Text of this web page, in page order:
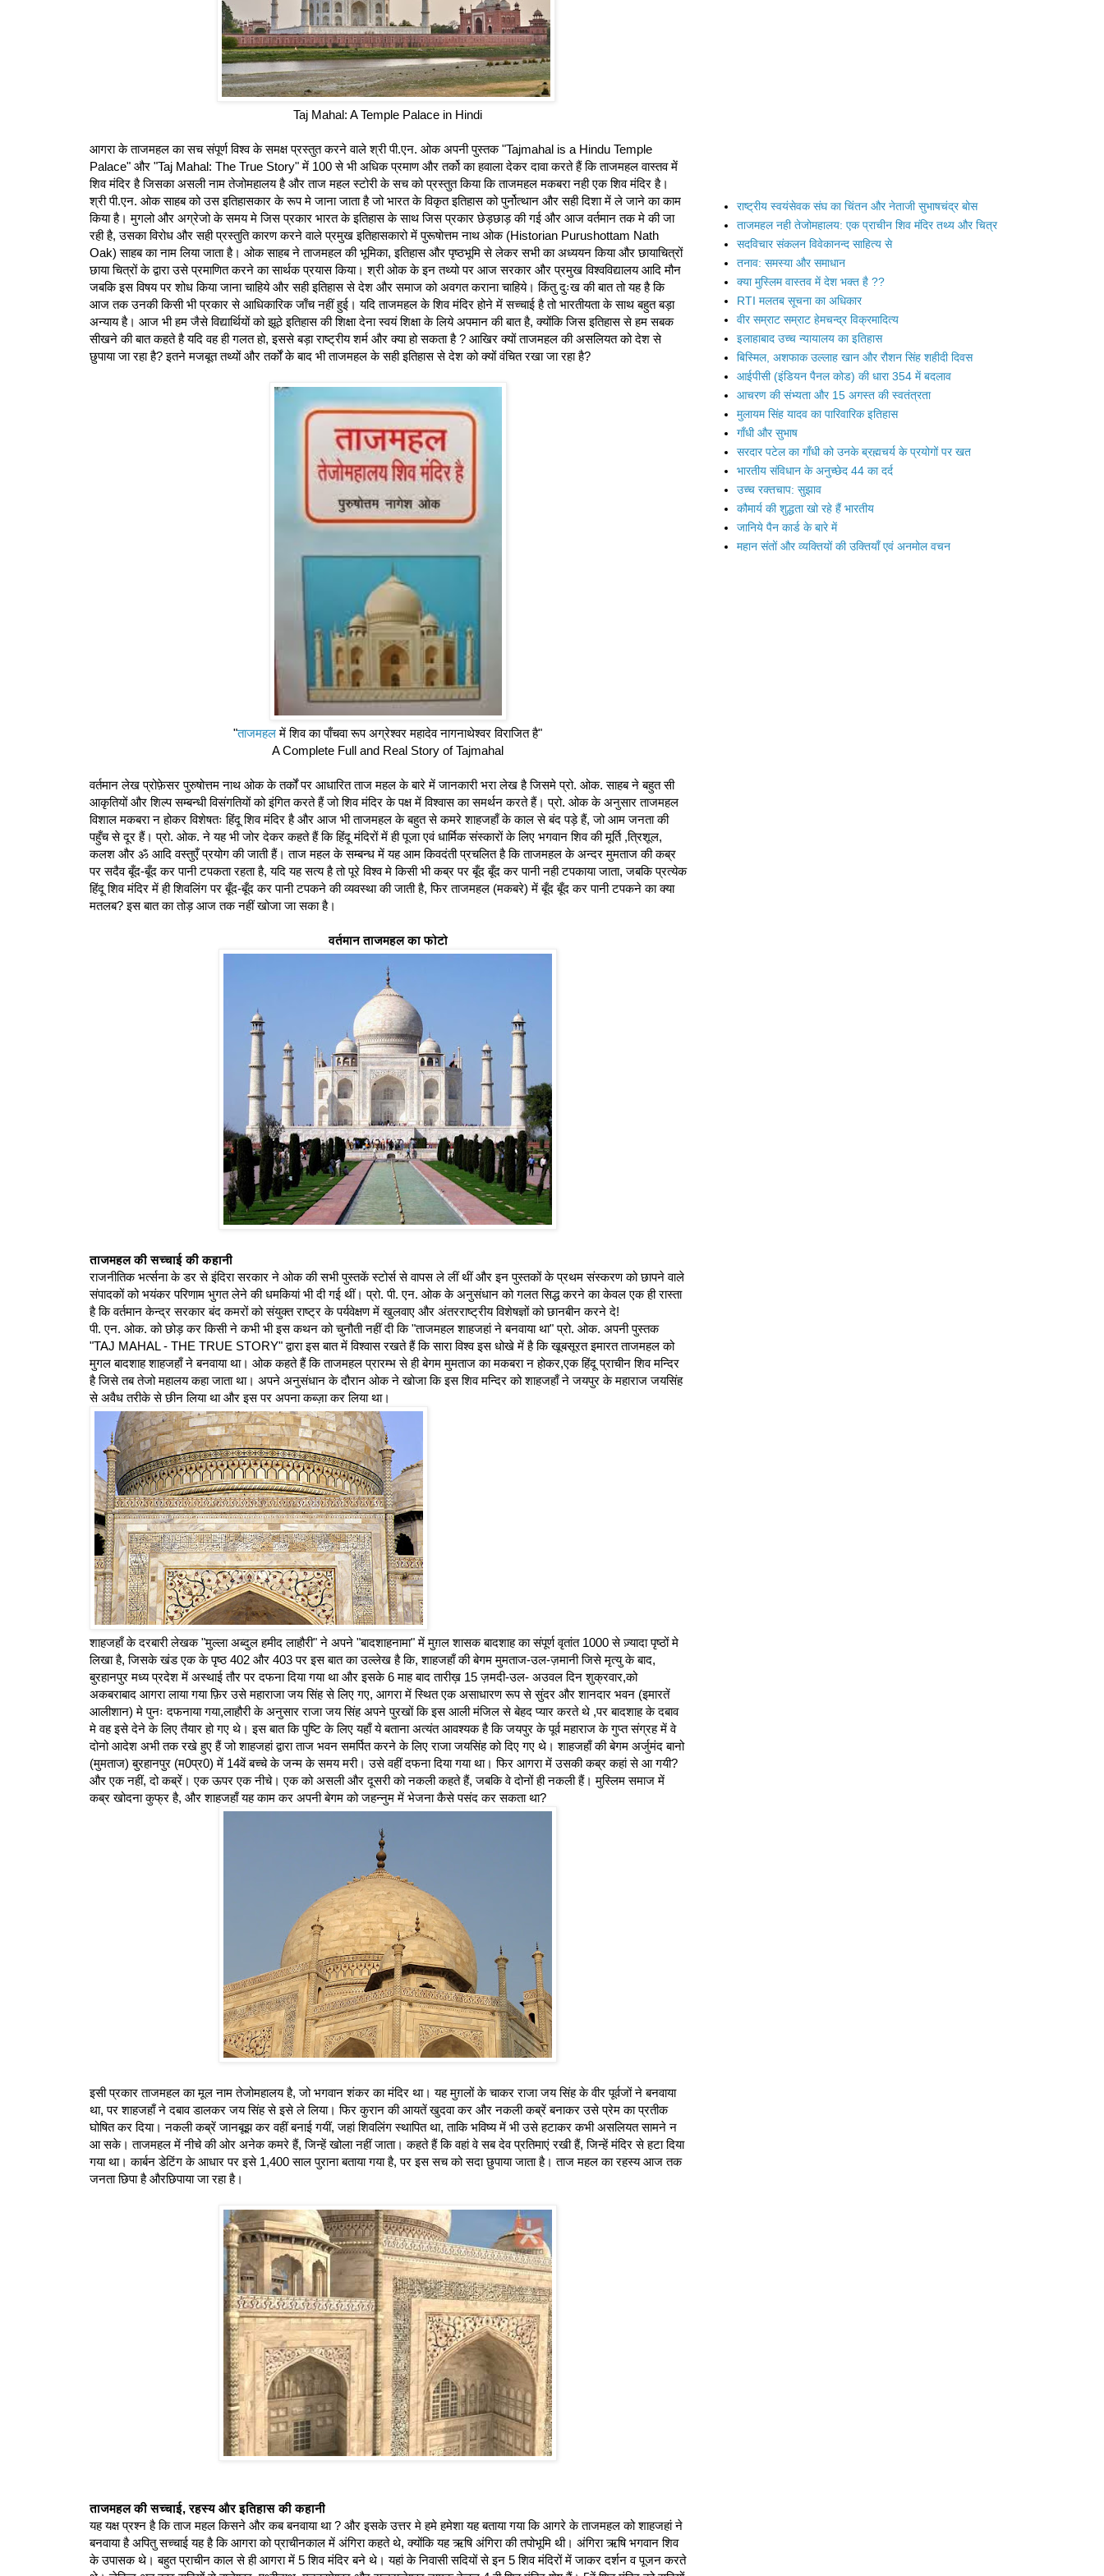
Taj Mahal: A Temple Palace in Hindi
आगरा के ताजमहल का सच संपूर्ण विश्व के समक्ष प्रस्तुत करने वाले श्री पी.एन. ओक अपनी पुस्तक "Tajmahal is a Hindu Temple
Palace" और "Taj Mahal: The True Story" में 100 से भी अधिक प्रमाण और तर्को का हवाला देकर दावा करते हैं कि ताजमहल वास्तव में
शिव मंदिर है जिसका असली नाम तेजोमहालय है और ताज महल स्टोरी के सच को प्रस्तुत किया कि ताजमहल मकबरा नही एक शिव मंदिर है।
श्री पी.एन. ओक साहब को उस इतिहासकार के रूप मे जाना जाता है जो भारत के विकृत इतिहास को पुर्नोत्थान और सही दिशा में ले जाने का काम
किया है। मुगलो और अग्रेजो के समय मे जिस प्रकार भारत के इतिहास के साथ जिस प्रकार छेड़छाड़ की गई और आज वर्तमान तक मे की जा
रही है, उसका विरोध और सही प्रस्तुति कारण करने वाले प्रमुख इतिहासकारो में पुरूषोत्तम नाथ ओक (Historian Purushottam Nath
Oak) साहब का नाम लिया जाता है। ओक साहब ने ताजमहल की भूमिका, इतिहास और पृष्ठभूमि से लेकर सभी का अध्ययन किया और छायाचित्रों
छाया चित्रों के द्वारा उसे प्रमाणित करने का सार्थक प्रयास किया। श्री ओक के इन तथ्यो पर आज सरकार और प्रमुख विश्वविद्यालय आदि मौन
जबकि इस विषय पर शोध किया जाना चाहिये और सही इतिहास से देश और समाज को अवगत कराना चाहिये। किंतु दुःख की बात तो यह है कि
आज तक उनकी किसी भी प्रकार से आधिकारिक जाँच नहीं हुई। यदि ताजमहल के शिव मंदिर होने में सच्चाई है तो भारतीयता के साथ बहुत बड़ा
अन्याय है। आज भी हम जैसे विद्यार्थियों को झूठे इतिहास की शिक्षा देना स्वयं शिक्षा के लिये अपमान की बात है, क्योंकि जिस इतिहास से हम सबक
सीखने की बात कहते है यदि वह ही गलत हो, इससे बड़ा राष्ट्रीय शर्म और क्‍या हो सकता है ? आखिर क्यों ताजमहल की असलियत को देश से
छुपाया जा रहा है? इतने मजबूत तथ्यों और तर्कों के बाद भी ताजमहल के सही इतिहास से देश को क्यों वंचित रखा जा रहा है?
"ताजमहलमें शिव का पाँचवा रूप अग्रेश्वर महादेव नागनाथेश्वर विराजित है"
A Complete Full and Real Story of Tajmahal
वर्तमान लेख प्रोफ़ेसर पुरुषोत्तम नाथ ओक के तर्कों पर आधारित ताज महल के बारे में जानकारी भरा लेख है जिसमे प्रो. ओक. साहब ने बहुत सी
आकृतियों और शिल्प सम्बन्धी विसंगतियों को इंगित करते हैं जो शिव मंदिर के पक्ष में विश्वास का समर्थन करते हैं। प्रो. ओक के अनुसार ताजमहल
विशाल मकबरा न होकर विशेषतः हिंदू शिव मंदिर है और आज भी ताजमहल के बहुत से कमरे शाहजहाँ के काल से बंद पड़े हैं, जो आम जनता की
पहुँच से दूर हैं। प्रो. ओक. ने यह भी जोर देकर कहते हैं कि हिंदू मंदिरों में ही पूजा एवं धार्मिक संस्कारों के लिए भगवान शिव की मूर्ति ,त्रिशूल,
कलश और ॐ आदि वस्तुएँ प्रयोग की जाती हैं। ताज महल के सम्बन्ध में यह आम किवदंती प्रचलित है कि ताजमहल के अन्दर मुमताज की कब्र
पर सदैव बूँद-बूँद कर पानी टपकता रहता है, यदि यह सत्य है तो पूरे विश्व मे किसी भी कब्र पर बूँद बूँद कर पानी नही टपकाया जाता, जबकि प्रत्येक
हिंदू शिव मंदिर में ही शिवलिंग पर बूँद-बूँद कर पानी टपकने की व्यवस्था की जाती है, फिर ताजमहल (मकबरे) में बूँद बूँद कर पानी टपकने का क्या
मतलब? इस बात का तोड़ आज तक नहीं खोजा जा सका है।
वर्तमान ताजमहल का फोटो
ताजमहल की सच्चाई की कहानी
राजनीतिक भर्त्सना के डर से इंदिरा सरकार ने ओक की सभी पुस्तकें स्टोर्स से वापस ले लीं थीं और इन पुस्तकों के प्रथम संस्करण को छापने वाले
संपादकों को भयंकर परिणाम भुगत लेने की धमकियां भी दी गई थीं। प्रो. पी. एन. ओक के अनुसंधान को गलत सिद्ध करने का केवल एक ही रास्ता
है कि वर्तमान केन्द्र सरकार बंद कमरों को संयुक्त राष्ट्र के पर्यवेक्षण में खुलवाए और अंतरराष्ट्रीय विशेषज्ञों को छानबीन करने दे!
पी. एन. ओक. को छोड़ कर किसी ने कभी भी इस कथन को चुनौती नहीं दी कि "ताजमहल शाहजहां ने बनवाया था" प्रो. ओक. अपनी पुस्तक
"TAJ MAHAL - THE TRUE STORY" द्वारा इस बात में विश्वास रखते हैं कि सारा विश्व इस धोखे में है कि खूबसूरत इमारत ताजमहल को
मुगल बादशाह शाहजहाँ ने बनवाया था। ओक कहते हैं कि ताजमहल प्रारम्भ से ही बेगम मुमताज का मकबरा न होकर,एक हिंदू प्राचीन शिव मन्दिर
है जिसे तब तेजो महालय कहा जाता था। अपने अनुसंधान के दौरान ओक ने खोजा कि इस शिव मन्दिर को शाहजहाँ ने जयपुर के महाराज जयसिंह
से अवैध तरीके से छीन लिया था और इस पर अपना कब्ज़ा कर लिया था।
शाहजहाँ के दरबारी लेखक "मुल्ला अब्दुल हमीद लाहौरी" ने अपने "बादशाहनामा" में मुग़ल शासक बादशाह का संपूर्ण वृतांत 1000 से ज़्यादा पृष्ठों मे
लिखा है, जिसके खंड एक के पृष्ठ 402 और 403 पर इस बात का उल्लेख है कि, शाहजहाँ की बेगम मुमताज-उल-ज़मानी जिसे मृत्यु के बाद,
बुरहानपुर मध्य प्रदेश में अस्थाई तौर पर दफना दिया गया था और इसके 6 माह बाद तारीख़ 15 ज़मदी-उल- अउवल दिन शुक्रवार,को
अकबराबाद आगरा लाया गया फ़िर उसे महाराजा जय सिंह से लिए गए, आगरा में स्थित एक असाधारण रूप से सुंदर और शानदार भवन (इमारतें
आलीशान) मे पुनः दफनाया गया,लाहौरी के अनुसार राजा जय सिंह अपने पुरखों कि इस आली मंजिल से बेहद प्यार करते थे ,पर बादशाह के दबाव
मे वह इसे देने के लिए तैयार हो गए थे। इस बात कि पुष्टि के लिए यहाँ ये बताना अत्यंत आवश्यक है कि जयपुर के पूर्व महाराज के गुप्त संग्रह में वे
दोनो आदेश अभी तक रखे हुए हैं जो शाहजहां द्वारा ताज भवन समर्पित करने के लिए राजा जयसिंह को दिए गए थे। शाहजहाँ की बेगम अर्जुमंद बानो
(मुमताज) बुरहानपुर (म0प्र0) में 14वें बच्चे के जन्म के समय मरी। उसे वहीं दफना दिया गया था। फिर आगरा में उसकी कब्र कहां से आ गयी?
और एक नहीं, दो कब्रें। एक ऊपर एक नीचे। एक को असली और दूसरी को नकली कहते हैं, जबकि वे दोनों ही नकली हैं। मुस्लिम समाज में
कब्र खोदना कुफ्र है, और शाहजहाँ यह काम कर अपनी बेगम को जहन्नुम में भेजना कैसे पसंद कर सकता था?
इसी प्रकार ताजमहल का मूल नाम तेजोमहालय है, जो भगवान शंकर का मंदिर था। यह मुग़लों के चाकर राजा जय सिंह के वीर पूर्वजों ने बनवाया
था, पर शाहजहाँ ने दबाव डालकर जय सिंह से इसे ले लिया। फिर कुरान की आयतें खुदवा कर और नकली कब्रें बनाकर उसे प्रेम का प्रतीक
घोषित कर दिया। नकली कब्रें जानबूझ कर वहीं बनाई गयीं, जहां शिवलिंग स्थापित था, ताकि भविष्य में भी उसे हटाकर कभी असलियत सामने न
आ सके। ताजमहल में नीचे की ओर अनेक कमरे हैं, जिन्हें खोला नहीं जाता। कहते हैं कि वहां वे सब देव प्रतिमाएं रखी हैं, जिन्हें मंदिर से हटा दिया
गया था। कार्बन डेटिंग के आधार पर इसे 1,400 साल पुराना बताया गया है, पर इस सच को सदा छुपाया जाता है। ताज महल का रहस्य आज तक
जनता छिपा है औरछिपाया जा रहा है।
ताजमहल की सच्चाई, रहस्य और इतिहास की कहानी
यह यक्ष प्रश्न है कि ताज महल किसने और कब बनवाया था ? और इसके उत्तर मे हमे हमेशा यह बताया गया कि आगरे के ताजमहल को शाहजहां ने
बनवाया है अपितु सच्चाई यह है कि आगरा को प्राचीनकाल में अंगिरा कहते थे, क्योंकि यह ऋषि अंगिरा की तपोभूमि थी। अंगिरा ऋषि भगवान शिव
के उपासक थे। बहुत प्राचीन काल से ही आगरा में 5 शिव मंदिर बने थे। यहां के निवासी सदियों से इन 5 शिव मंदिरों में जाकर दर्शन व पूजन करते
राष्ट्रीय स्वयंसेवक संघ का चिंतन और नेताजी सुभाषचंद्र बोस
ताजमहल नही तेजोमहालय: एक प्राचीन शिव मंदिर तथ्य और चित्र
सदविचार संकलन विवेकानन्द साहित्य से
तनाव: समस्या और समाधान
क्या मुस्लिम वास्तव में देश भक्त है ??
RTI मलतब सूचना का अधिकार
वीर सम्राट सम्राट हेमचन्द्र विक्रमादित्य
इलाहाबाद उच्च न्यायालय का इतिहास
बिस्मिल, अशफाक उल्लाह खान और रौशन सिंह शहीदी दिवस
आईपीसी (इंडियन पैनल कोड) की धारा 354 में बदलाव
आचरण की संभ्यता और 15 अगस्त की स्वतंत्रता
मुलायम सिंह यादव का पारिवारिक इतिहास
गाँधी और सुभाष
सरदार पटेल का गाँधी को उनके ब्रह्मचर्य के प्रयोगों पर खत
भारतीय संविधान के अनुच्छेद 44 का दर्द
उच्च रक्तचाप: सुझाव
कौमार्य की शुद्धता खो रहे हैं भारतीय
जानिये पैन कार्ड के बारे में
महान संतों और व्यक्तियों की उक्तियाँ एवं अनमोल वचन